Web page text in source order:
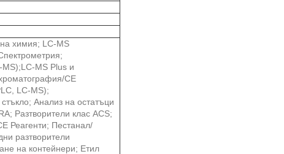
химия; LC-MS
MS);LC-MS Plus и
CE
LC-MS);
Анализ на остатъци
Разтворители клас ACS;
Реагенти; Пестанал/
разтворители
на контейнери; Етил